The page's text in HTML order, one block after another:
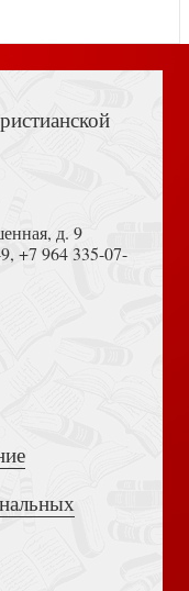
Лазаря
из Назарета
Африканский)
(2024)
д. 9
, +7 964 335-07-